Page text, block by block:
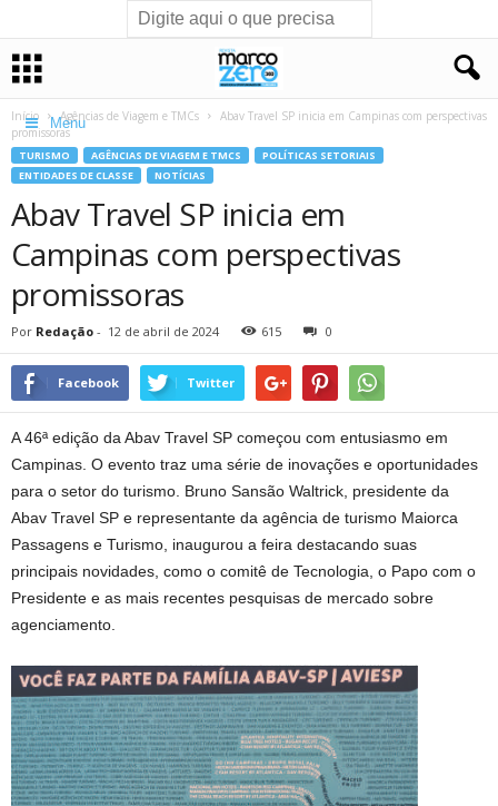
Menu
Início Agências de Viagem e TMCs
Abav Travel SP inicia em Campinas com perspectivas
promissoras
TURISMO AGÊNCIAS DE VIAGEM E TMCS
POLÍTICAS SETORIAIS
ENTIDADES DE CLASSE
NOTÍCIAS
Abav Travel SP inicia em
Campinas com perspectivas
promissoras
Por Redação - 12 de abril de 2024 615 0
Facebook Twitter
A 46ª edição da Abav Travel SP começou com entusiasmo em
Campinas. O evento traz uma série de inovações e oportunidades
para o setor do turismo. Bruno Sansão Waltrick, presidente da
Abav Travel SP e representante da agência de turismo Maiorca
Passagens e Turismo, inaugurou a feira destacando suas
principais novidades, como o comitê de Tecnologia, o Papo com o
Presidente e as mais recentes pesquisas de mercado sobre
agenciamento.